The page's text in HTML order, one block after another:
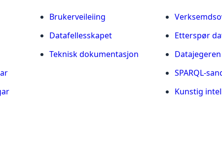
Brukerveileiing
Datafellesskapet
Teknisk dokumentasjon
Etterspør
Datajegeren
SPARQL-
Kunstig